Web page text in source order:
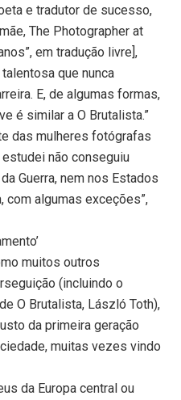
e tradutor de sucesso,
The Photographer at
em tradução livre],
que nunca
E, de algumas formas,
é similar a O Brutalista.”
das mulheres fotógrafas
não conseguiu
Guerra, nem nos Estados
com algumas exceções”,
muitos outros
(incluindo o
O Brutalista, László Toth),
da primeira geração
muitas vezes vindo
da Europa central ou